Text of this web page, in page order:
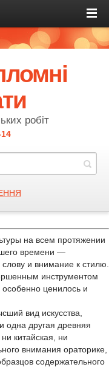
робіт
на всем протяжении
времени —
и внимание к стилю.
инструментом
ценилось и
вид искусства,
одна другая древняя
китайская, ни
внимания ораторике,
содержательного